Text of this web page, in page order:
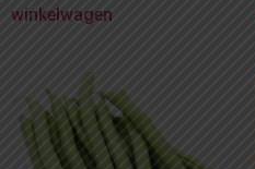
winkelwagen